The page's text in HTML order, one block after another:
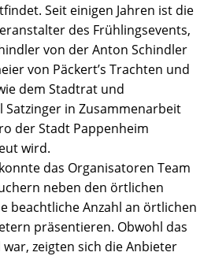
Seit einigen Jahren ist die
des Frühlingsevents,
von der Anton Schindler
von Päckert’s Trachten und
dem Stadtrat und
in Zusammenarbeit
der Stadt Pappenheim
wird.
das Organisatoren Team
neben den örtlichen
beachtliche Anzahl an örtlichen
präsentieren. Obwohl das
zeigten sich die Anbieter